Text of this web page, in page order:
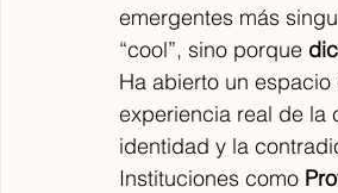
emergentes más
“cool”, sino porque
Ha abierto un
experiencia real de la
identidad y la
Instituciones como